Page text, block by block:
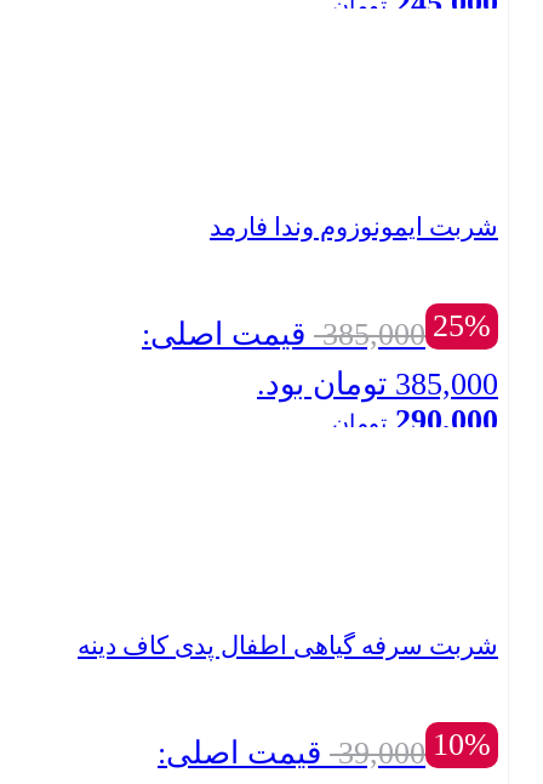
تومان
شربت ایمونوزوم وندا فارمد
25%
385,000 قیمت اصلی:
385,000 تومان بود.
290,000 تومان
شربت سرفه گیاهی اطفال پدی کاف دینه
10%
39,000 قیمت اصلی: